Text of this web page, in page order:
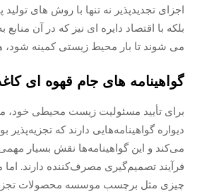
اجزای تجدیدپذیر نه تنها با روش های
بلکه با اقتصاد دایره ای نیز که در آن منابع
می شوند تا بار محیط زیستی کمینه شود،
گواهینامه های جام قهوه ای
برای تأیید مسئولیت زیست محیطی خود،
دیواره گواهینامه‌هایی دارند که تجزیه‌پذیر
می‌کند و این گواهینامه‌ها نقش بسیار
فرآیند تصمیم‌گیری مصرف‌کننده دارند.